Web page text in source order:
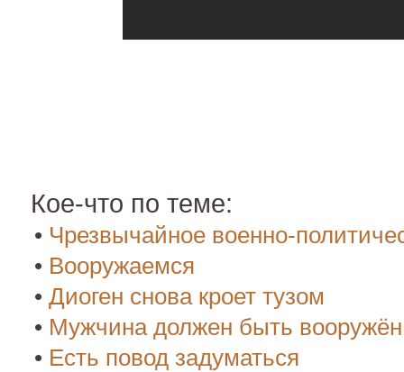
Кое-что по теме:
• Чрезвычайное военно-
• Вооружаемся
• Диоген снова кроет тузом
• Мужчина должен быть вооружён
• Есть повод задуматься